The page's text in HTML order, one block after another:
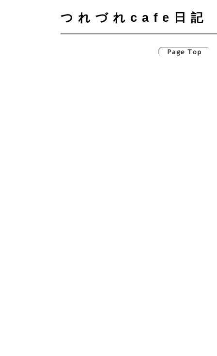
つれづれcafe日記